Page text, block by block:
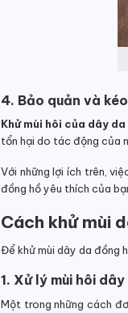
4. Bảo quản và
Khử mùi hôi của dây
tổn hại do tác động của
Với những lợi ích trên,
đồng hồ yêu thích của
Cách khử mùi
Để khử mùi dây da đồng
1. Xử lý mùi hôi
Một trong những cách